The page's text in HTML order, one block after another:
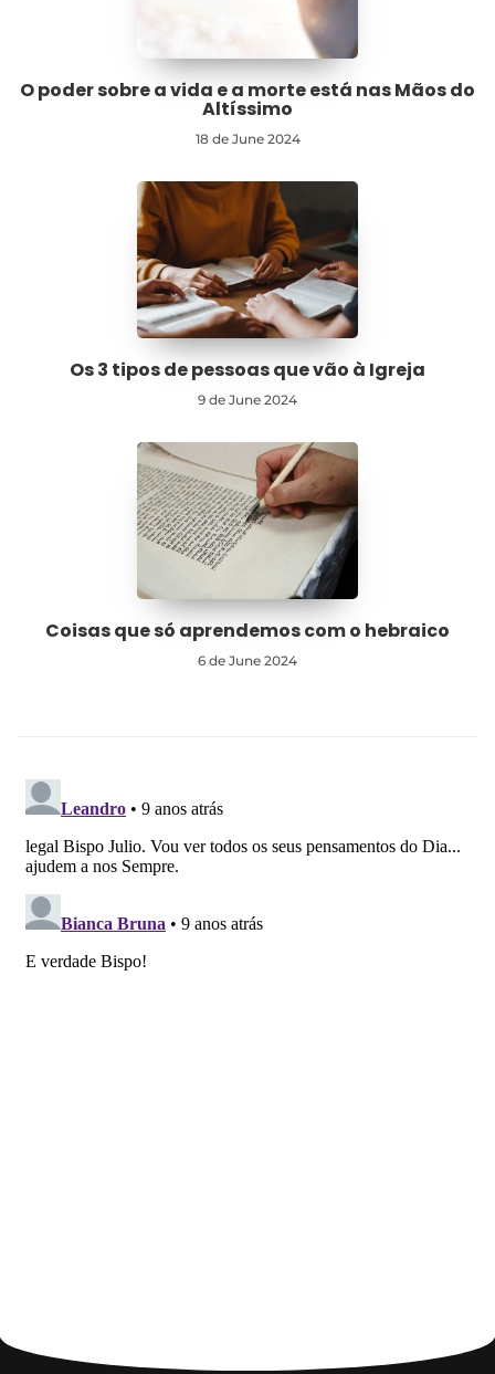
O poder sobre a vida e a morte está nas Mãos do
Altíssimo
18 de June 2024
Os 3 tipos de pessoas que vão à Igreja
9 de June 2024
Coisas que só aprendemos com o hebraico
6 de June 2024